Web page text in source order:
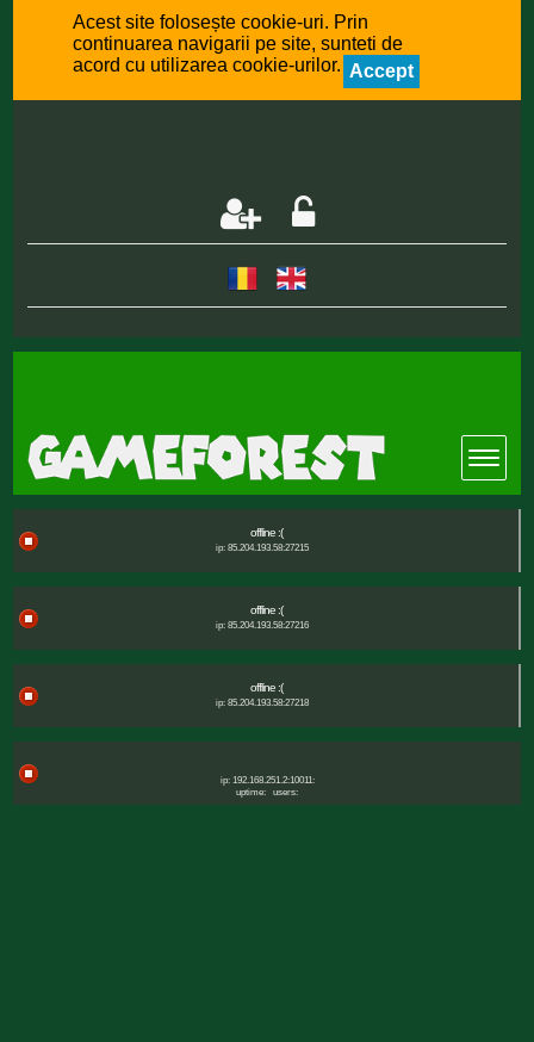
Acest site folosește cookie-uri. Prin
continuarea navigarii pe site, sunteti de
acord cu utilizarea cookie-urilor. Accept
offline :(
ip: 85.204.193.58:27215
offline :(
ip: 85.204.193.58:27216
offline :(
ip: 85.204.193.58:27218
ip: 192.168.251.2:10011:
uptime:
users: